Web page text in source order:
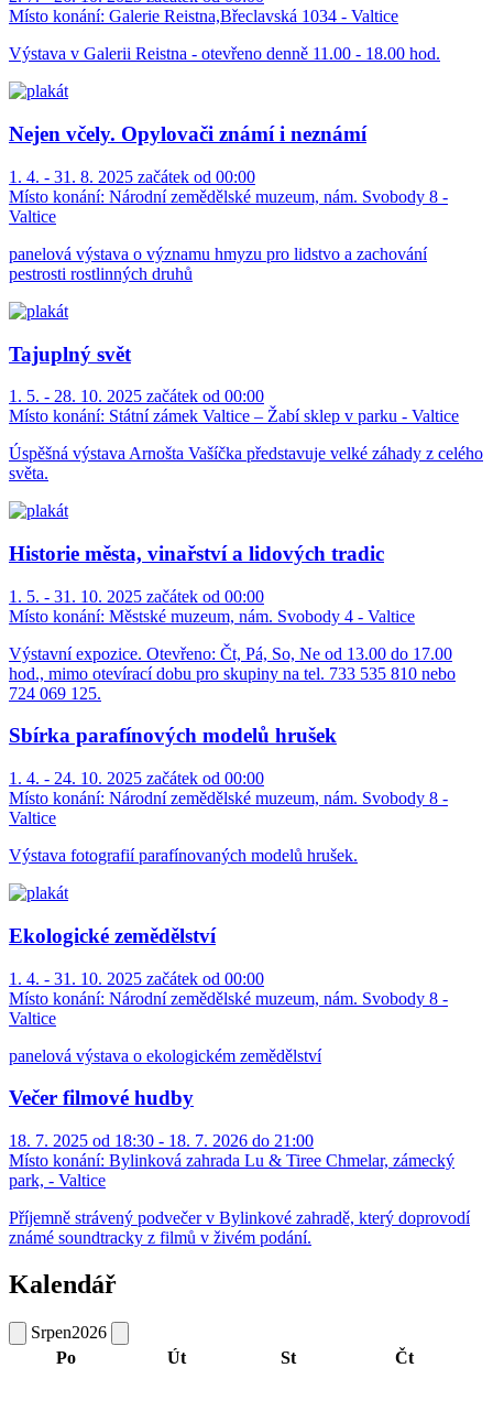
Místo konání: Galerie Reistna,Břeclavská 1034 - Valtice
Výstava v Galerii Reistna - otevřeno denně 11.00 - 18.00 hod.
Nejen včely. Opylovači známí i neznámí
1. 4. - 31. 8. 2025 začátek od 00:00
Místo konání: Národní zemědělské muzeum, nám. Svobody 8 -
Valtice
panelová výstava o významu hmyzu pro lidstvo a zachování
pestrosti rostlinných druhů
Tajuplný svět
1. 5. - 28. 10. 2025 začátek od 00:00
Místo konání: Státní zámek Valtice – Žabí sklep v parku - Valtice
Úspěšná výstava Arnošta Vašíčka představuje velké záhady z celého
světa.
Historie města, vinařství a lidových tradic
1. 5. - 31. 10. 2025 začátek od 00:00
Místo konání: Městské muzeum, nám. Svobody 4 - Valtice
Výstavní expozice. Otevřeno: Čt, Pá, So, Ne od 13.00 do 17.00
hod., mimo otevírací dobu pro skupiny na tel. 733 535 810 nebo
724 069 125.
Sbírka parafínových modelů hrušek
1. 4. - 24. 10. 2025 začátek od 00:00
Místo konání: Národní zemědělské muzeum, nám. Svobody 8 -
Valtice
Výstava fotografií parafínovaných modelů hrušek.
Ekologické zemědělství
1. 4. - 31. 10. 2025 začátek od 00:00
Místo konání: Národní zemědělské muzeum, nám. Svobody 8 -
Valtice
panelová výstava o ekologickém zemědělství
Večer filmové hudby
18. 7. 2025 od 18:30 - 18. 7. 2026 do 21:00
Místo konání: Bylinková zahrada Lu & Tiree Chmelar, zámecký
park, - Valtice
Příjemně strávený podvečer v Bylinkové zahradě, který doprovodí
známé soundtracky z filmů v živém podání.
Kalendář
Srpen2026
Po
Út St Čt